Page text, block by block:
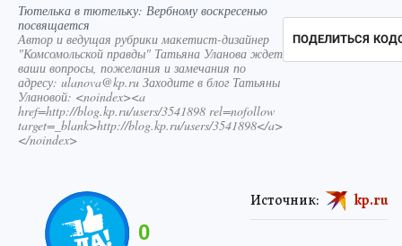
Тютелька в тютельку: Вербному воскресенью
посвящается
Автор и ведущая рубрики макетист-дизайнер
"Комсомольской правды" Татьяна Уланова ждет
ваши вопросы, пожелания и замечания по
адресу: ulanova@kp.ru Заходите в блог Татьяны
Улановой: <noindex><a
href=http://blog.kp.ru/users/3541898 rel=nofollow
target=_blank>http://blog.kp.ru/users/3541898</a>
</noindex>
ПОДЕЛИТЬСЯ
0
Источник: kp.ru